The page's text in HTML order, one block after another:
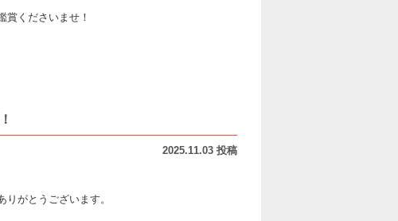
賞くださいませ！
2025.11.03 投稿
がとうございます。